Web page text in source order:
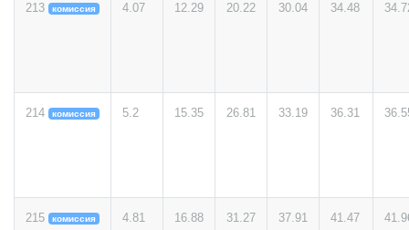
213 комиссия 4.07 12.29 20.22 30.04 34.48
214 комиссия 5.2 15.35 26.81 33.19 36.31
215 комиссия 4.81 16.88 31.27 37.91 41.47